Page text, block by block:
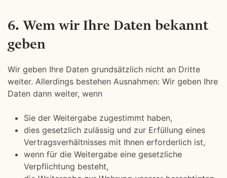
6. Wem wir Ihre Daten bekannt
geben
Wir geben Ihre Daten grundsätzlich nicht an Dritte
weiter. Allerdings bestehen Ausnahmen: Wir geben Ihre
Daten dann weiter, wenn
Sie der Weitergabe zugestimmt haben,
dies gesetzlich zulässig und zur Erfüllung eines
Vertragsverhältnisses mit Ihnen erforderlich ist,
wenn für die Weitergabe eine gesetzliche
Verpflichtung besteht,